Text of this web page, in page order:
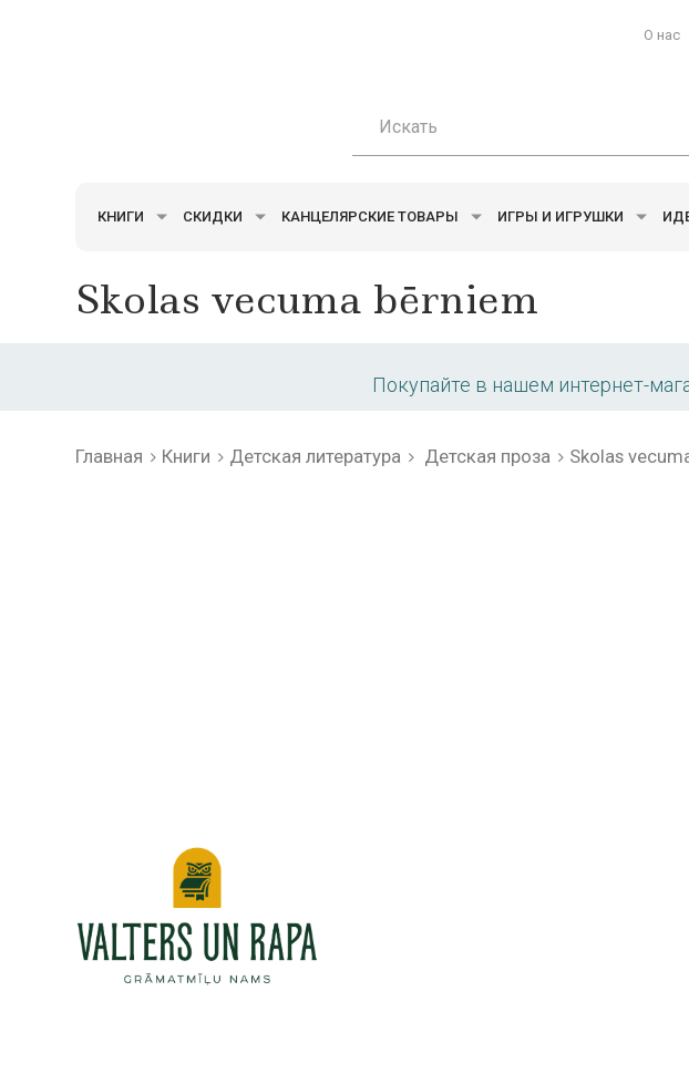
О нас
КНИГИ СКИДКИ КАНЦЕЛЯРСКИЕ ТОВАРЫ ИГРЫ И ИГРУШКИ
Skolas vecuma bērniem
Покупайте в нашем интернет-
Главная Книги Детская литература Детская проза Skolas